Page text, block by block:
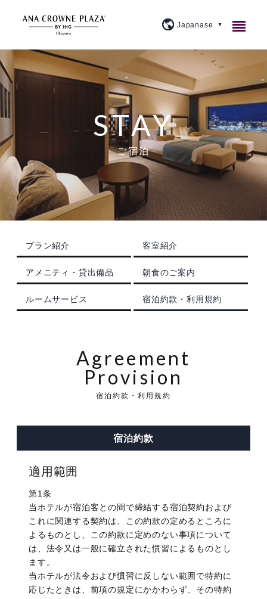
ご宿泊
客室紹介
スタンダード
プレミアム
スイート
アメニティ・貸出備品
朝食のご案内
よくあるご質問
プラン紹介
ビジネスプラン
ANA会員プラン
ファミリープラン
電話予約プラン
期間限定シーズンプラン
カップル・女性向けプラン
ゴルフプラン
トピックス
観光のご案内
宿泊約款・利用規約
レストラン＆バー
1F カジュアルダイニングウルバーノ
20F 和食ダイニング 廚洊
20F 鉄板コーナー おさふね
20F スカイバー＆ラウンジ 洊
個室
顔合わせ・結納
朝食のご案内
おすすめプラン
レストラン＆バーのお問い合わせ
宴会場のご案内
大宴会場『曲水』
スカイバンケット
小宴会場『花葉』『花交』『延養』
ミーティングプラン
クラウンプラザミーティングディレクター
マイス
お別れの会
テーブルマナープラン
同窓会プラン
スタンダードパーティプラン
ケータリングサービス
岡山城プラン
トピックス
宴会場概要・利用規約
086-898-2262
営業時間 9:00 ～ 18:00
ウェディング
ブライダルフェア
イベントカレンダー
料理・ケーキ
ドレス
パーティーレポート
神殿 -鳳笙-
曲水 -Kyokusui-
京山 -kyoyama-
廚洊 -Kuriya sen-
ウルバーノ -Urbano-
顔合わせ・結納
Wedding公式Instagram
施設案内
アクセス
周辺観光
STAY
ご宿泊
プラン紹介 客室紹介
アメニティ・貸出備品 朝食のご案内
ルームサービス 宿泊約款・利用規約
Agreement
Provision
宿泊約款・利用規約
宿泊約款
適用範囲
第1条
当ホテルが宿泊客との間で締結する宿泊契約および
これに関連する契約は、この約款の定めるところに
よるものとし、この約款に定めのない事項について
は、法令又は一般に確立された慣習によるものとし
ます。
当ホテルが法令および慣習に反しない範囲で特約に
応じたときは、前項の規定にかかわらず、その特約